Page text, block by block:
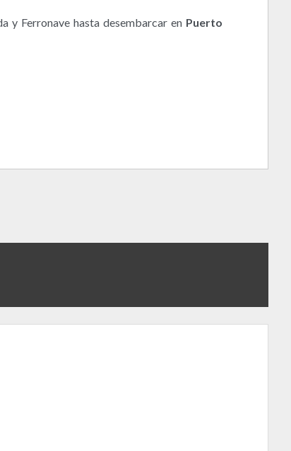
y Ferronave hasta desembarcar en Puerto